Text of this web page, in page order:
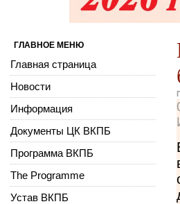
ГЛАВНОЕ МЕНЮ
Главная страница
Новости
Информация
Документы ЦК ВКПБ
Программа ВКПБ
The Programme
Устав ВКПБ